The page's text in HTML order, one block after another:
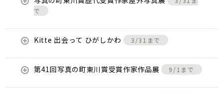
で
Kitte 出会って ひがしかわ 3/31まで
第41回写真の町東川賞受賞作家作品展 9/1まで